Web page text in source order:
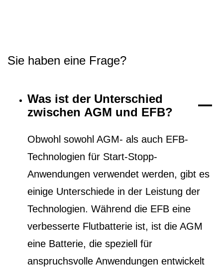
Sie haben eine Frage?
Was ist der Unterschied
zwischen AGM und EFB?
Obwohl sowohl AGM- als auch EFB-
Technologien für Start-Stopp-
Anwendungen verwendet werden, gibt es
einige Unterschiede in der Leistung der
Technologien. Während die EFB eine
verbesserte Flutbatterie ist, ist die AGM
eine Batterie, die speziell für
anspruchsvolle Anwendungen entwickelt